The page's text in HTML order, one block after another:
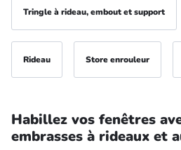
Tringle à rideau, embout et support
Rideau Store enrouleur
Habillez vos fenêtres
embrasses à rideaux et